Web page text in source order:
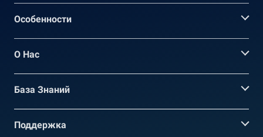
Oсобенности
О Нас
База Знаний
Поддержка